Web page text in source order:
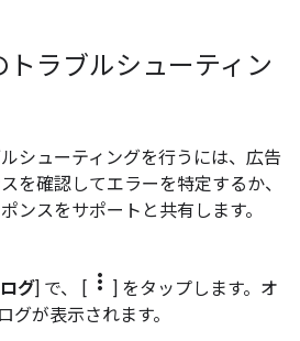
ラブルシューティン
シューティングを行うには、広告
を確認してエラーを特定するか、
ンスをサポートと共有します。
グ] で、 [ more_vert ] をタップします。オ
グが表示されます。